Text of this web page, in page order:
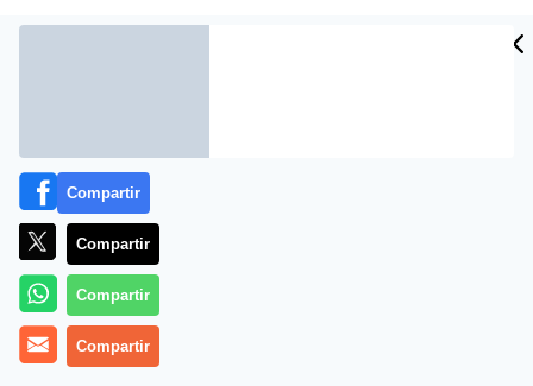
Más información
Compartir
Compartir
Compartir
Compartir